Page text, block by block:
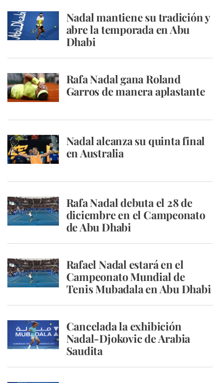
Nadal mantiene su tradición y
abre la temporada en Abu
Dhabi
Rafa Nadal gana Roland
Garros de manera aplastante
Nadal alcanza su quinta final
en Australia
Rafa Nadal debuta el 28 de
diciembre en el Campeonato
de Abu Dhabi
Rafael Nadal estará en el
Campeonato Mundial de
Tenis Mubadala en Abu Dhabi
Cancelada la exhibición
Nadal-Djokovic de Arabia
Saudita